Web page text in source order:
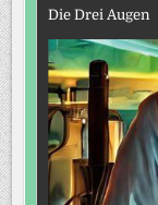
Die Drei Augen